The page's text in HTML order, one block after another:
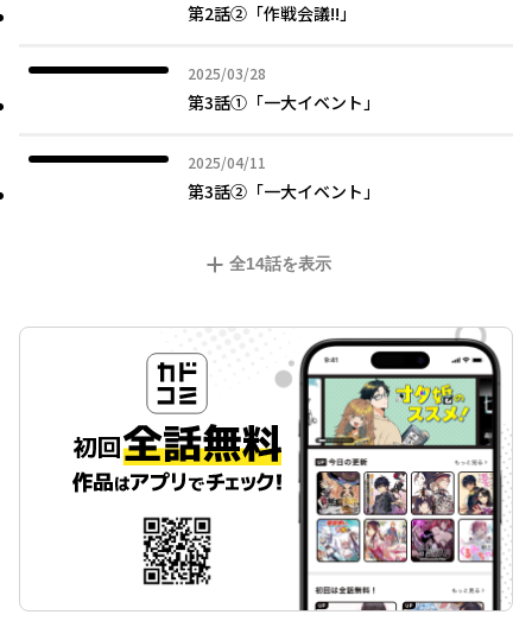
第2話②「作戦会議!!」
2025/03/28
2025年03月28日
第3話①「一大イベント」
2025/04/11
2025年04月11日
第3話②「一大イベント」
全14話を表示